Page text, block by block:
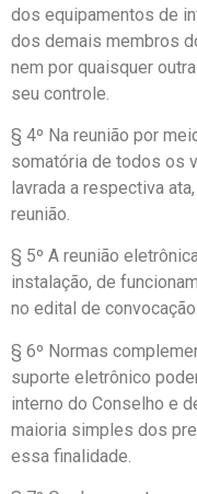
dos equipamentos de
dos demais membros
nem por quaisquer
seu controle.
§ 4º Na reunião por
somatória de todos os
lavrada a respectiva
reunião.
§ 5º A reunião
instalação, de
no edital de convocação.
§ 6º Normas
suporte eletrônico
interno do Conselho e
maioria simples dos
essa finalidade.